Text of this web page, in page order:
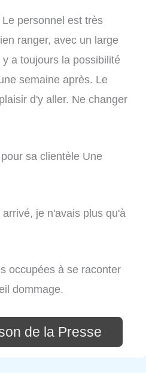
personnel est très
ranger, avec un large
a toujours la possibilité
semaine après. Le
d'y aller. Ne changer
sa clientèle Une
je n'avais plus qu'à
occupées à se raconter
dommage.
de la Presse